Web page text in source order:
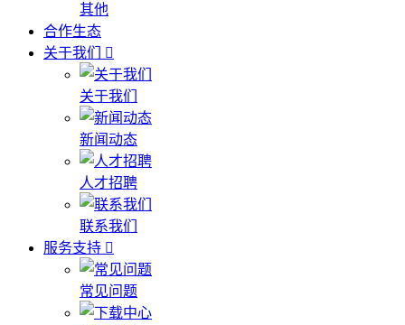
其他
合作生态
关于我们
关于我们
新闻动态
人才招聘
联系我们
服务支持
常见问题